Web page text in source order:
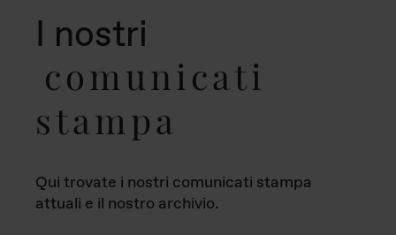
I nostri
comunicati
stampa
Qui trovate i nostri comunicati stampa
attuali e il nostro archivio.